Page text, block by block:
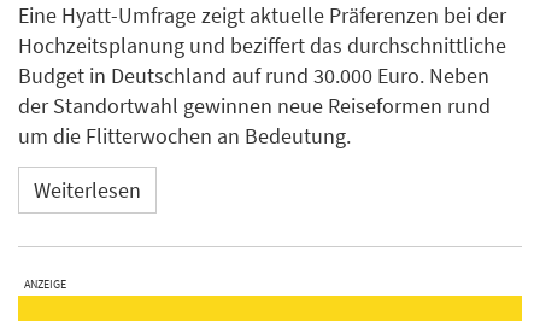
Eine Hyatt-Umfrage zeigt aktuelle Präferenzen bei der
Hochzeitsplanung und beziffert das durchschnittliche
Budget in Deutschland auf rund 30.000 Euro. Neben
der Standortwahl gewinnen neue Reiseformen rund
um die Flitterwochen an Bedeutung.
Weiterlesen
ANZEIGE